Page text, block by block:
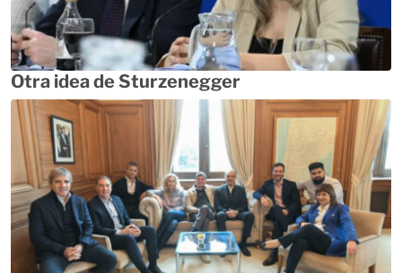
Otra idea de Sturzenegger